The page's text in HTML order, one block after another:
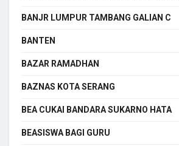
BANJR LUMPUR TAMBANG GALIAN C
BANTEN
BAZAR RAMADHAN
BAZNAS KOTA SERANG
BEA CUKAI BANDARA SUKARNO HATA
BEASISWA BAGI GURU